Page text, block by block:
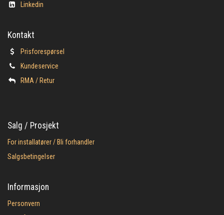
Linkedin
Kontakt
Prisforespørsel
Kundeservice
​RMA / Retur
Salg / Prosjekt
For installatører / Bli forhandler
Salgsbetingelser
Informasjon
Personvern